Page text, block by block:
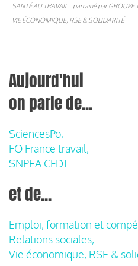
SANTÉ AU TRAVAIL parrainé parGROUPE
VIE ÉCONOMIQUE, RSE & SOLIDARITÉ
Aujourd'hui
on parle de...
SciencesPo,
FO France travail,
SNPEA CFDT
et de...
Emploi, formation et
Relations sociales,
Vie économique, RSE &